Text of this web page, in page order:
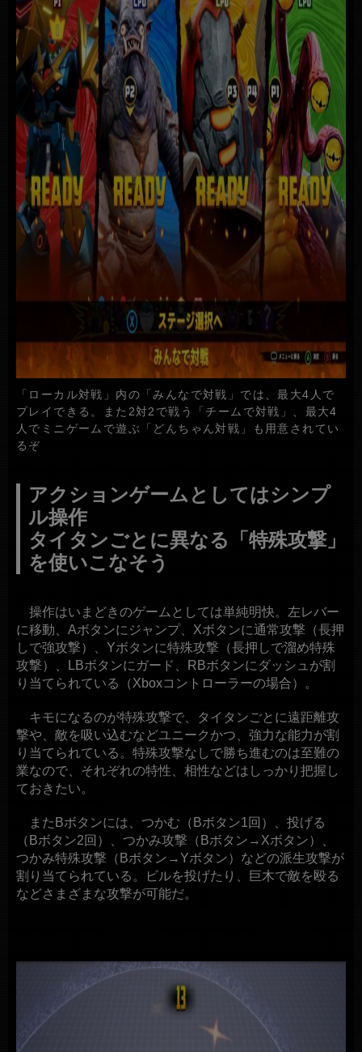
「ローカル対戦」内の「みんなで対戦」では、最大4人で
プレイできる。また2対2で戦う「チームで対戦」、最大4
人でミニゲームで遊ぶ「どんちゃん対戦」も用意されてい
るぞ
アクションゲームとしてはシンプ
ル操作
タイタンごとに異なる「特殊攻撃」
を使いこなそう
操作はいまどきのゲームとしては単純明快。左レバー
に移動、Aボタンにジャンプ、Xボタンに通常攻撃（長押
しで強攻撃）、Yボタンに特殊攻撃（長押しで溜め特殊
攻撃）、LBボタンにガード、RBボタンにダッシュが割
り当てられている（Xboxコントローラーの場合）。
キモになるのが特殊攻撃で、タイタンごとに遠距離攻
撃や、敵を吸い込むなどユニークかつ、強力な能力が割
り当てられている。特殊攻撃なしで勝ち進むのは至難の
業なので、それぞれの特性、相性などはしっかり把握し
ておきたい。
またBボタンには、つかむ（Bボタン1回）、投げる
（Bボタン2回）、つかみ攻撃（Bボタン→Xボタン）、
つかみ特殊攻撃（Bボタン→Yボタン）などの派生攻撃が
割り当てられている。ビルを投げたり、巨木で敵を殴る
などさまざまな攻撃が可能だ。